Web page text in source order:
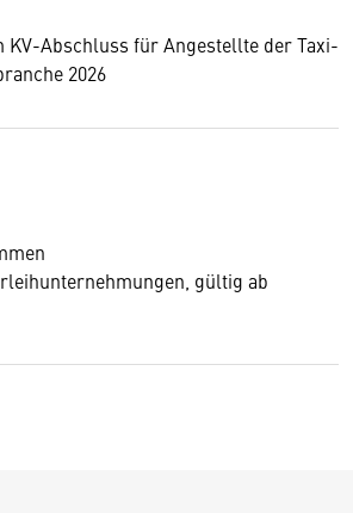
KV-Abschluss für Angestellte der Taxi-
2026
gültig ab